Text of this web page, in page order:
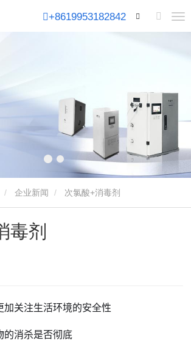
+8619953182842
企业新闻 次氯酸+消毒剂
毒剂
加关注生活环境的安全性
的消杀是否彻底